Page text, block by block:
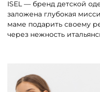
ISEL — бренд детской
заложена глубокая
маме подарить своему
через нежность